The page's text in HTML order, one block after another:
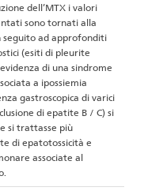
dell’MTX i valori
sono tornati alla
seguito ad approfonditi
(esiti di pleurite
di una sindrome
a ipossiemia
gastroscopica di varici
di epatite B / C) si
si trattasse più
di epatotossicità e
associate al